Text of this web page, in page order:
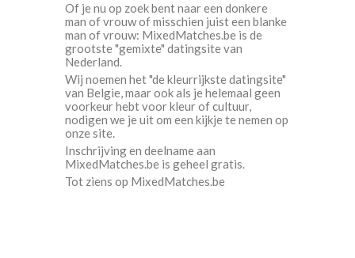
Of je nu op zoek bent naar een donkere
man of vrouw of misschien juist een blanke
man of vrouw: MixedMatches.be is de
grootste "gemixte" datingsite van
Nederland.
Wij noemen het "de kleurrijkste datingsite"
van Belgie, maar ook als je helemaal geen
voorkeur hebt voor kleur of cultuur,
nodigen we je uit om een kijkje te nemen op
onze site.
Inschrijving en deelname aan
MixedMatches.be is geheel gratis.
Tot ziens op MixedMatches.be